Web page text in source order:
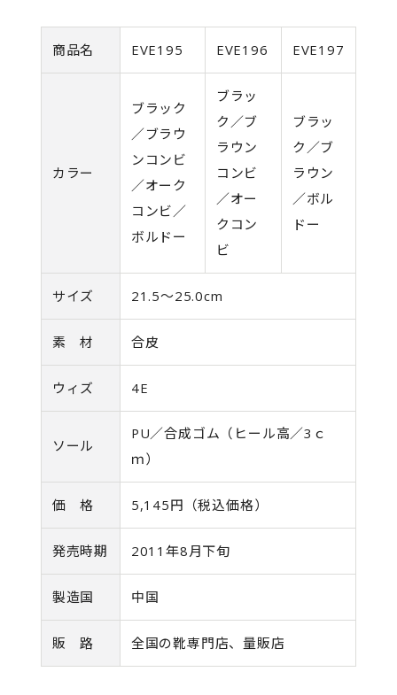
商品名 EVE195 EVE196 EVE197
カラー
ブラック
／ブラウ
ンコンビ
／オーク
コンビ／
ボルドー
ブラッ
ク／ブ
ラウン
コンビ
／オー
クコン
ビ
ブラッ
ク／ブ
ラウン
／ボル
ドー
サイズ 21.5～25.0cm
素 材 合皮
ウィズ 4E
ソール
PU／合成ゴム（ヒール高／3ｃ
ｍ）
価 格 5,145円（税込価格）
発売時期 2011年8月下旬
製造国 中国
販 路 全国の靴専門店、量販店